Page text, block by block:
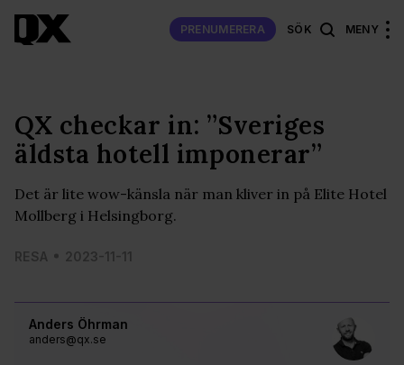
PRENUMERERA SÖK MENY
Anders Öhrman
anders@qx.se
QX checkar in: ”Sveriges
äldsta hotell imponerar”
Det är lite wow-känsla när man kliver in på Elite Hotel
Mollberg i Helsingborg.
RESA 2023-11-11